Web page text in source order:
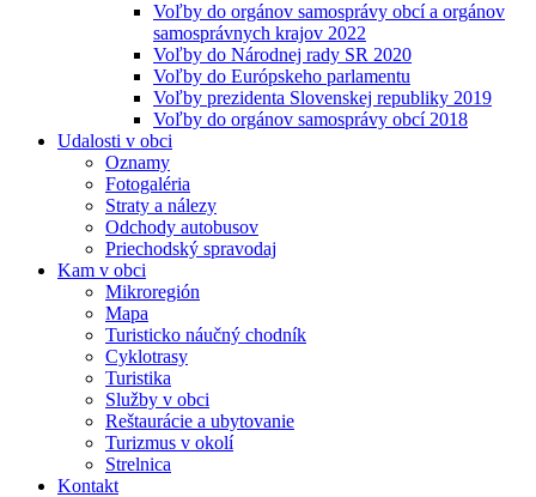
Voľby do orgánov samosprávy obcí a orgánov
samosprávnych krajov 2022
Voľby do Národnej rady SR 2020
Voľby do Európskeho parlamentu
Voľby prezidenta Slovenskej republiky 2019
Voľby do orgánov samosprávy obcí 2018
Udalosti v obci
Oznamy
Fotogaléria
Straty a nálezy
Odchody autobusov
Priechodský spravodaj
Kam v obci
Mikroregión
Mapa
Turisticko náučný chodník
Cyklotrasy
Turistika
Služby v obci
Reštaurácie a ubytovanie
Turizmus v okolí
Strelnica
Kontakt